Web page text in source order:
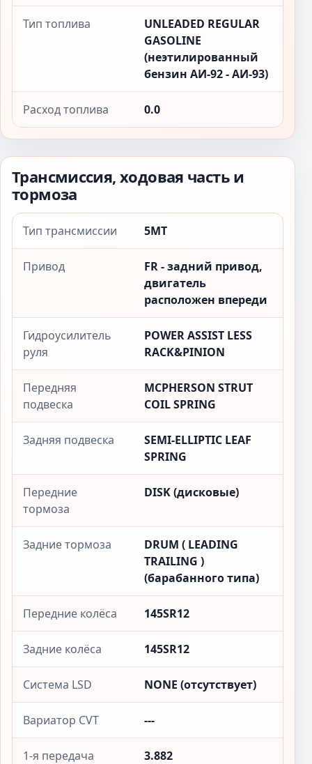
Тип топлива
UNLEADED REGULAR
GASOLINE
(неэтилированный
бензин АИ-92 - АИ-93)
Расход топлива 0.0
Трансмиссия, ходовая часть и
тормоза
Тип трансмиссии 5MT
Привод
FR - задний привод,
двигатель
расположен впереди
Гидроусилитель
руля
POWER ASSIST LESS
RACK&PINION
Передняя
подвеска
MCPHERSON STRUT
COIL SPRING
Задняя подвеска
SEMI-ELLIPTIC LEAF
SPRING
Передние
тормоза
DISK (дисковые)
Задние тормоза
DRUM ( LEADING
TRAILING )
(барабанного типа)
Передние колёса 145SR12
Задние колёса 145SR12
Система LSD NONE (отсутствует)
Вариатор CVT ---
1-я передача 3.882